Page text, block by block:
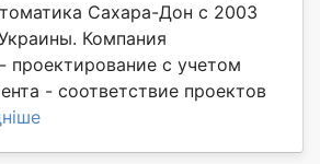
Сахара-Дон с 2003
Компания
проектирование с учетом
- соответствие проектов